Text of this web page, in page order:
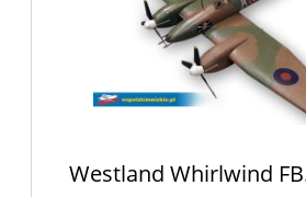
Westland Whirlwind